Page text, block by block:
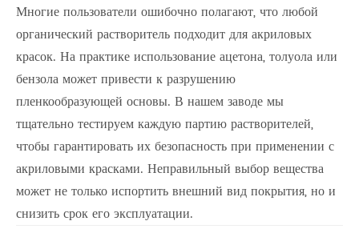
Многие пользователи ошибочно полагают, что любой
органический растворитель подходит для акриловых
красок. На практике использование ацетона, толуола или
бензола может привести к разрушению
пленкообразующей основы. В нашем заводе мы
тщательно тестируем каждую партию растворителей,
чтобы гарантировать их безопасность при применении с
акриловыми красками. Неправильный выбор вещества
может не только испортить внешний вид покрытия, но и
снизить срок его эксплуатации.